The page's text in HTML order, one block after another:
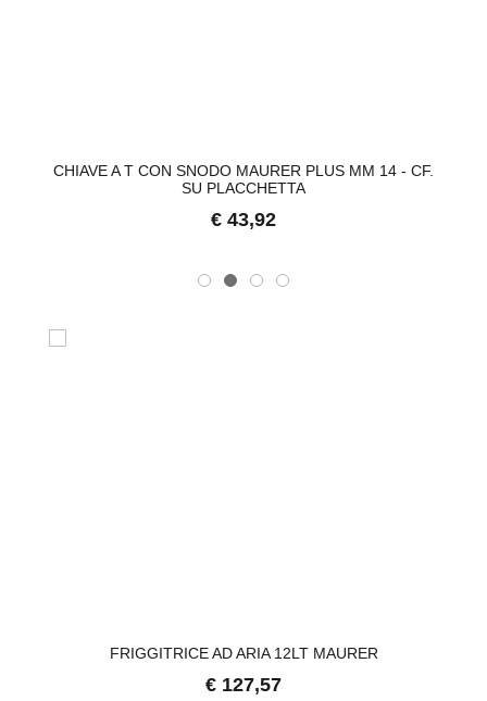
CHIAVE A T CON SNODO MAURER PLUS MM 14 - CF.
SU PLACCHETTA
€ 43,92
FRIGGITRICE AD ARIA 12LT MAURER
€ 127,57